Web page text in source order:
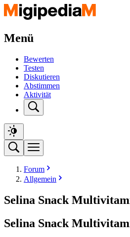
Menü
Bewerten
Testen
Diskutieren
Abstimmen
Aktivität
Forum
Allgemein
Selina Snack
Selina Snack